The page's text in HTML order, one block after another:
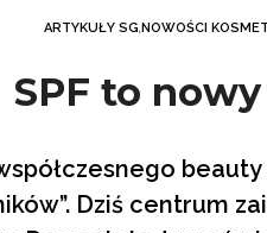
ARTYKUŁY SG,NOWOŚCI
SPF to
Dziś centrum